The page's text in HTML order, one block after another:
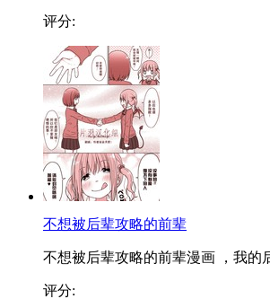
评分:
不想被后辈攻略的前辈
不想被后辈攻略的前辈漫画 ，我的
评分: